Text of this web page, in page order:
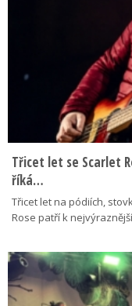
Třicet let se Scarlet
říká…
Třicet let na pódiích,
Rose patří k